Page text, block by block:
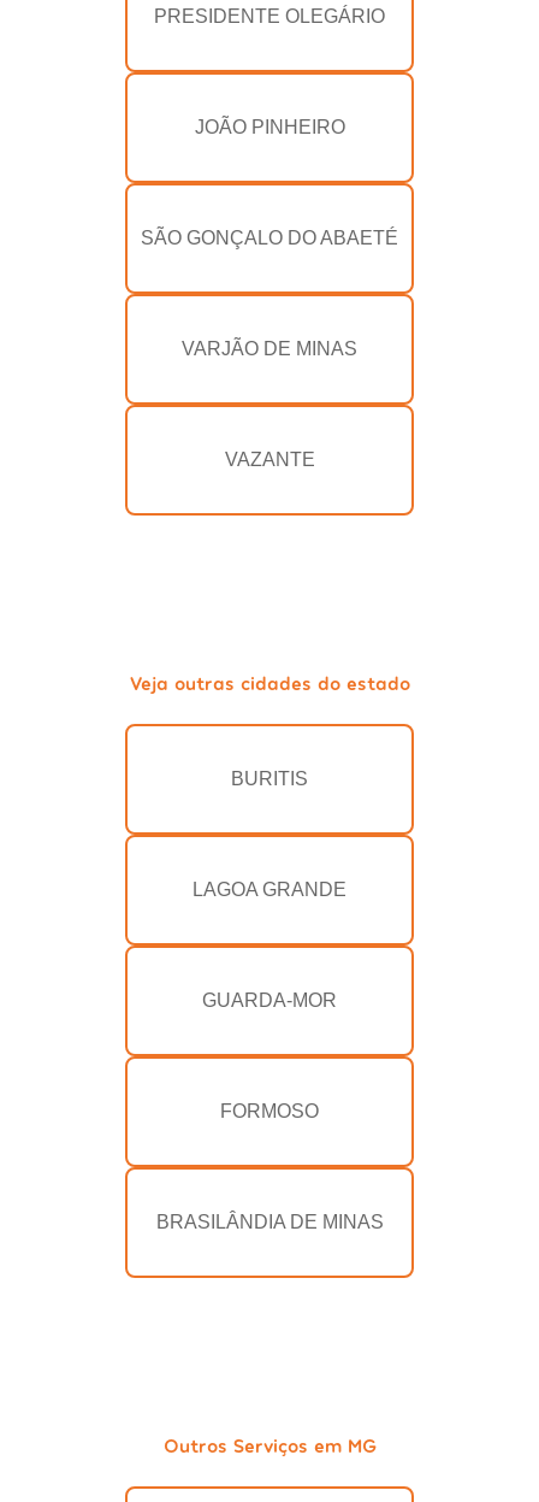
PRESIDENTE OLEGÁRIO
JOÃO PINHEIRO
SÃO GONÇALO DO ABAETÉ
VARJÃO DE MINAS
VAZANTE
Veja outras cidades do estado
BURITIS
LAGOA GRANDE
GUARDA-MOR
FORMOSO
BRASILÂNDIA DE MINAS
Outros Serviços em MG